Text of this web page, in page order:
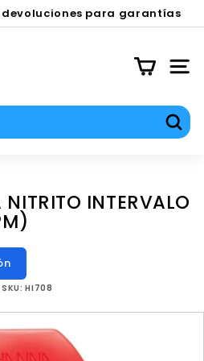
diapositivasY REPARACIÓN
para garantías
de fábrica durante los
INTERVALO
SKU:HI708